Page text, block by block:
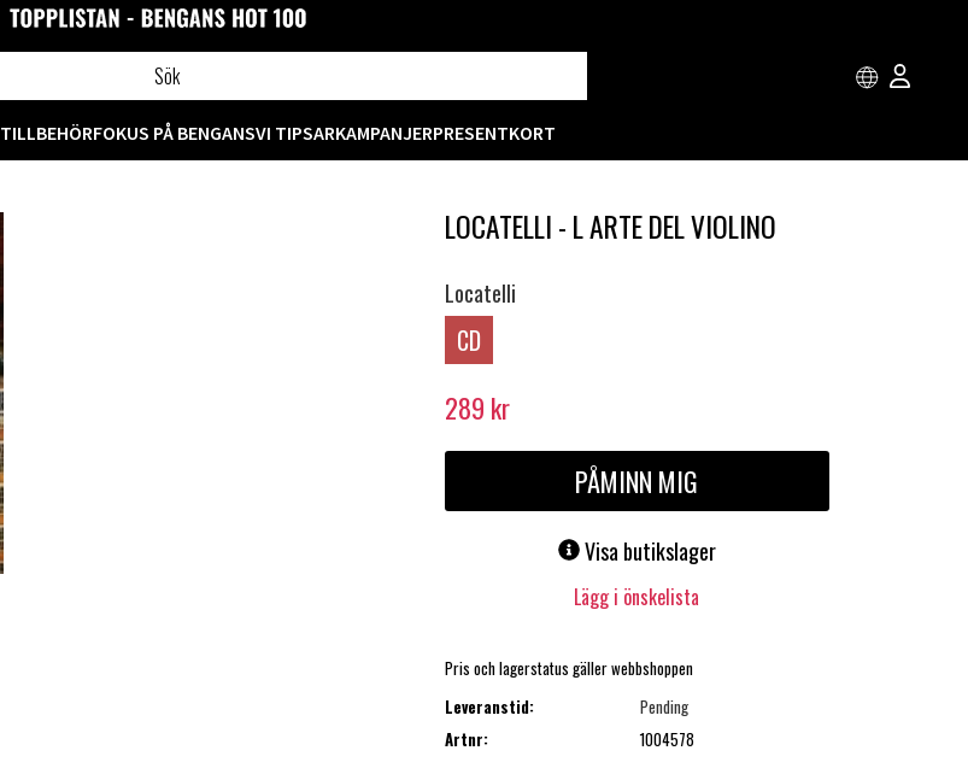
TILLBEHÖRFOKUS PÅ BENGANSVI TIPSARKAMPANJERPRESENTKORT
LOCATELLI - L ARTE DEL VIOLINO
Locatelli
CD
289 kr
PÅMINN MIG
Visa butikslager
Lägg i önskelista
Pris och lagerstatus gäller webbshoppen
Leveranstid:
Pending
Artnr:
1004578